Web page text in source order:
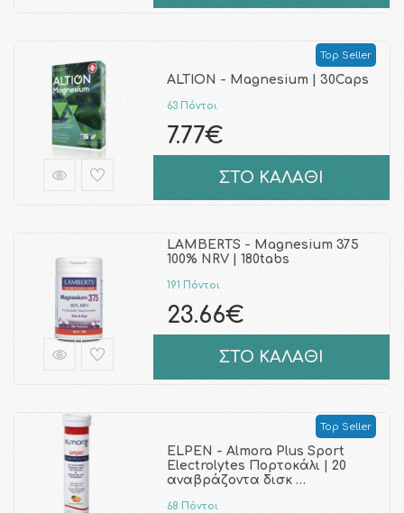
Top Seller
ALTION - Magnesium | 30Caps
63 Πόντοι
7.77€
ΣΤΟ ΚΑΛΑΘΙ
LAMBERTS - Magnesium 375
100% NRV | 180tabs
191 Πόντοι
23.66€
ΣΤΟ ΚΑΛΑΘΙ
Top Seller
ELPEN - Almora Plus Sport
Electrolytes Πορτοκάλι | 20
αναβράζοντα δισκ …
68 Πόντοι